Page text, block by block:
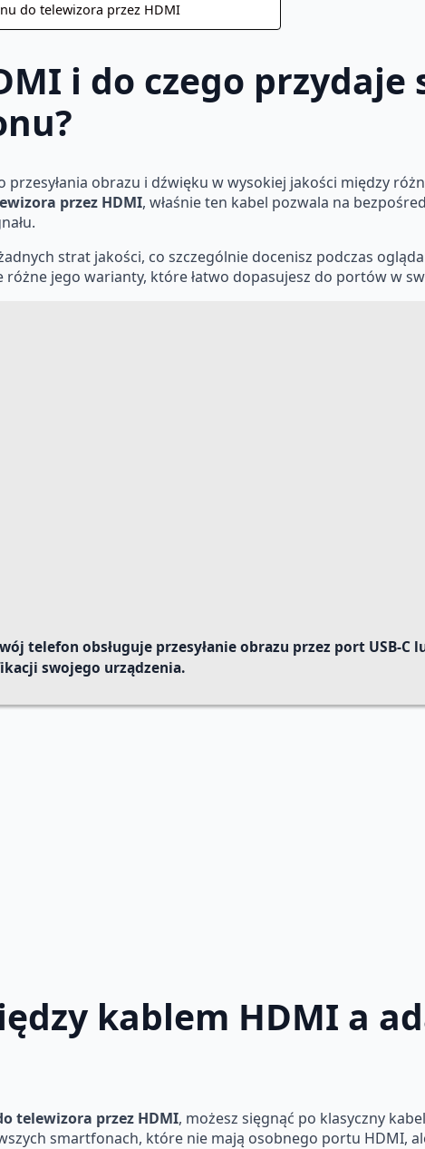
do telewizora przez HDMI
i do czego przydaje
obrazu i dźwięku w wysokiej jakości między
przez HDMI, właśnie ten kabel pozwala na
strat jakości, co szczególnie docenisz podczas
jego warianty, które łatwo dopasujesz do portów w
telefon obsługuje przesyłanie obrazu przez port USB-C
swojego urządzenia.
kablem HDMI a
telewizora przez HDMI, możesz sięgnąć po klasyczny
smartfonach, które nie mają osobnego portu HDMI,